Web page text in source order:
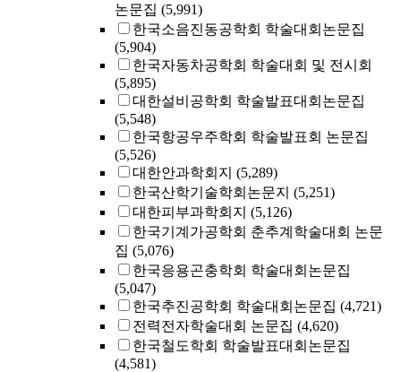
논문집 (5,991)
한국소음진동공학회 학술대회논문집
(5,904)
한국자동차공학회 학술대회 및 전시회
(5,895)
대한설비공학회 학술발표대회논문집
(5,548)
한국항공우주학회 학술발표회 논문집
(5,526)
대한안과학회지 (5,289)
한국산학기술학회논문지 (5,251)
대한피부과학회지 (5,126)
한국기계가공학회 춘추계학술대회 논문
집 (5,076)
한국응용곤충학회 학술대회논문집
(5,047)
한국추진공학회 학술대회논문집 (4,721)
전력전자학술대회 논문집 (4,620)
한국철도학회 학술발표대회논문집
(4,581)